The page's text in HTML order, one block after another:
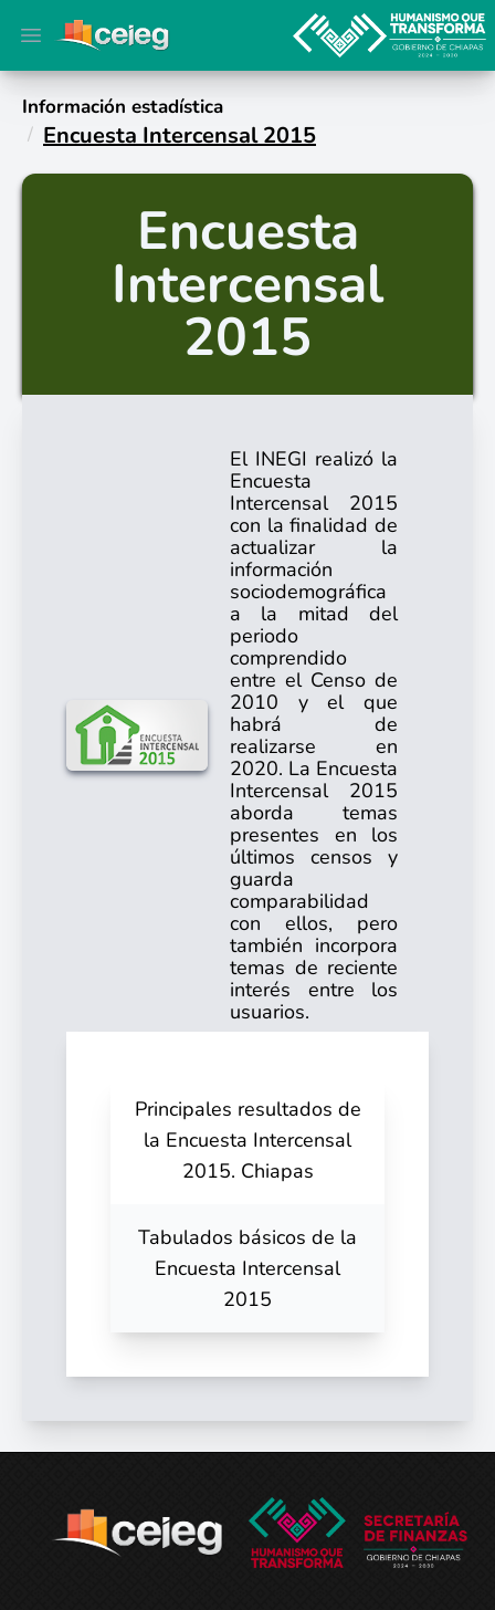
Open main menu
Información estadística
Encuesta Intercensal 2015
Encuesta
Intercensal
2015
El INEGI realizó la
Encuesta
Intercensal 2015
con la finalidad de
actualizar la
información
sociodemográfica
a la mitad del
periodo
comprendido
entre el Censo de
2010 y el que
habrá de
realizarse en
2020. La Encuesta
Intercensal 2015
aborda temas
presentes en los
últimos censos y
guarda
comparabilidad
con ellos, pero
también incorpora
temas de reciente
interés entre los
usuarios.
Principales resultados de
la Encuesta Intercensal
2015. Chiapas
Tabulados básicos de la
Encuesta Intercensal
2015